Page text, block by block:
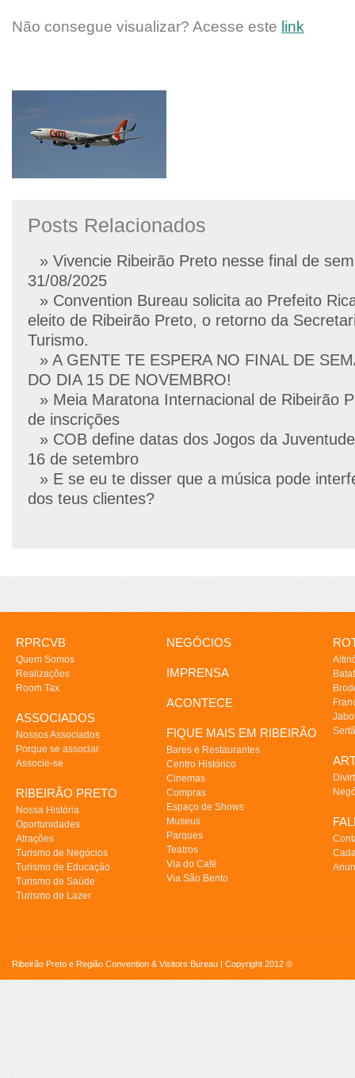
Não consegue visualizar? Acesse este link
Posts Relacionados
» Vivencie Ribeirão Preto nesse final de
31/08/2025
» Convention Bureau solicita ao Prefeito
eleito de Ribeirão Preto, o retorno da
Turismo.
» A GENTE TE ESPERA NO FINAL DE
DO DIA 15 DE NOVEMBRO!
» Meia Maratona Internacional de Ribeirão
de inscrições
» COB define datas dos Jogos da
16 de setembro
» E se eu te disser que a música pode
dos teus clientes?
RPRCVB
Quem Somos
Realizações
Room Tax
ASSOCIADOS
Nossos Associados
Porque se associar
Associe-se
RIBEIRÃO PRETO
Nossa História
Oportunidades
Atrações
Turismo de Negócios
Turismo de Educação
Turismo de Saúde
Turismo de Lazer
NEGÓCIOS
IMPRENSA
ACONTECE
FIQUE MAIS EM RIBEIRÃO
Bares e Restaurantes
Centro Histórico
Cinemas
Compras
Espaço de Shows
Museus
Parques
Teatros
Via do Café
Via São Bento
Ribeirão Preto e Região Convention & Visitors Bureau | Copyright 2012 ©